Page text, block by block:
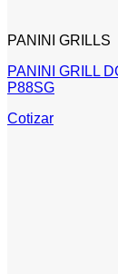
PANINI GRILLS
PANINI GRILL
P88SG
Cotizar